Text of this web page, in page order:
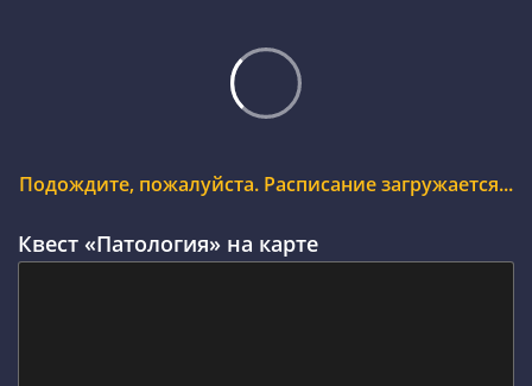
Подождите, пожалуйста. Расписание загружается...
Квест «Патология» на карте